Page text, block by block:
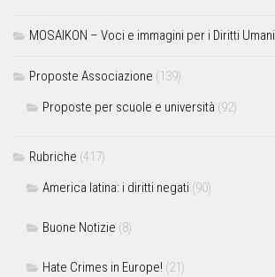
MOSAIKON – Voci e immagini per i Diritti Umani
Proposte Associazione (139)
Proposte per scuole e università (92)
Rubriche (417)
America latina: i diritti negati (90)
Buone Notizie (8)
Hate Crimes in Europe! (21)